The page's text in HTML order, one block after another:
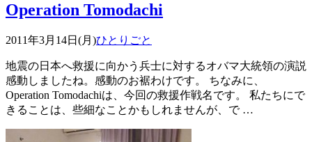
Operation Tomodachi
2011年3月14日(月)ひとりごと
地震の日本へ救援に向かう兵士に対するオバマ大統領の演説
感動しましたね。感動のお裾わけです。 ちなみに、
Operation Tomodachiは、今回の救援作戦名です。 私たちにで
きることは、些細なことかもしれませんが、で …